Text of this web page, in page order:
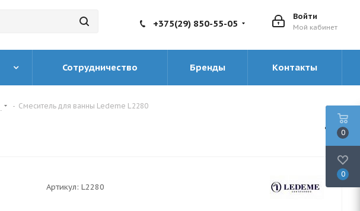
Войти
Мой кабинет
+375(29) 850-55-05
Сотрудничество Бренды Контакты
- Смеситель для ванны Ledeme L2280
Артикул: L2280
0
0